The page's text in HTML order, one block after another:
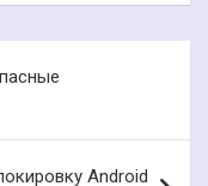
Android